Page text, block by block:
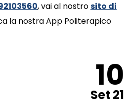
, vai al nostrosito di
la nostra App Politerapico
10
Set 21